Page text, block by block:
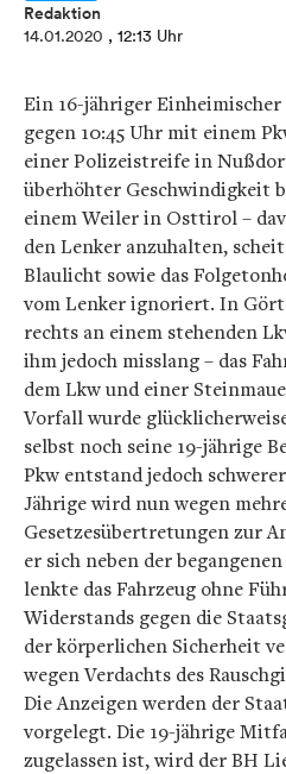
Redaktion
14.01.2020 , 12:13 Uhr
Ein 16-jähriger
gegen 10:45 Uhr mit einem
einer Polizeistreife in
überhöhter Geschwindigkeit
einem Weiler in Osttirol –
den Lenker anzuhalten,
Blaulicht sowie das
vom Lenker ignoriert. In
rechts an einem stehenden
ihm jedoch misslang – das
dem Lkw und einer
Vorfall wurde
selbst noch seine 19-jährige
Pkw entstand jedoch
Jährige wird nun wegen
Gesetzesübertretungen zur
er sich neben der
lenkte das Fahrzeug ohne
Widerstands gegen die
der körperlichen Sicherheit
wegen Verdachts des
Die Anzeigen werden der
vorgelegt. Die 19-jährige
zugelassen ist, wird der BH